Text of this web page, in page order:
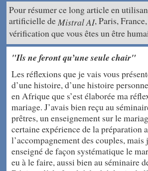
Pour résumer ce long article en
artificielle deMistral AI, Paris,
vérification que vous êtes un être
"Ils ne feront qu’une seule chair"
Les réflexions que je vais vous
d’une histoire, d’une histoire
en Afrique que s’est élaborée ma
mariage. J’avais bien reçu au
prêtres, un enseignement sur le
certaine expérience de la préparation
l’accompagnement des couples, mais
enseigné de façon systématique le
eu à le faire, aussi bien au séminaire